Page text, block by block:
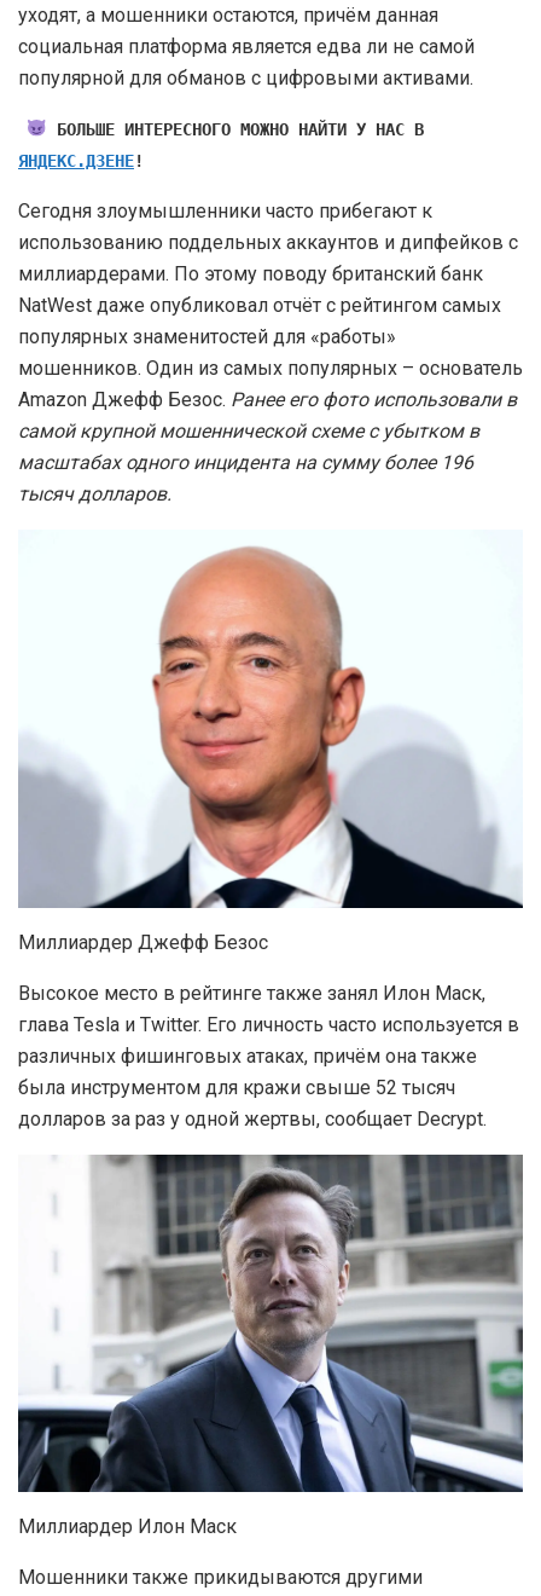
уходят, а мошенники остаются, причём данная
социальная платформа является едва ли не самой
популярной для обманов с цифровыми активами.
БОЛЬШЕ ИНТЕРЕСНОГО МОЖНО НАЙТИ У НАС В
ЯНДЕКС.ДЗЕНЕ!
Сегодня злоумышленники часто прибегают к
использованию поддельных аккаунтов и дипфейков с
миллиардерами. По этому поводу британский банк
NatWest даже опубликовал отчёт с рейтингом самых
популярных знаменитостей для «работы»
мошенников. Один из самых популярных – основатель
Amazon Джефф Безос. Ранее его фото использовали в
самой крупной мошеннической схеме с убытком в
масштабах одного инцидента на сумму более 196
тысяч долларов.
Миллиардер Джефф Безос
Высокое место в рейтинге также занял Илон Маск,
глава Tesla и Twitter. Его личность часто используется в
различных фишинговых атаках, причём она также
была инструментом для кражи свыше 52 тысяч
долларов за раз у одной жертвы, сообщает Decrypt.
Миллиардер Илон Маск
Мошенники также прикидываются другими